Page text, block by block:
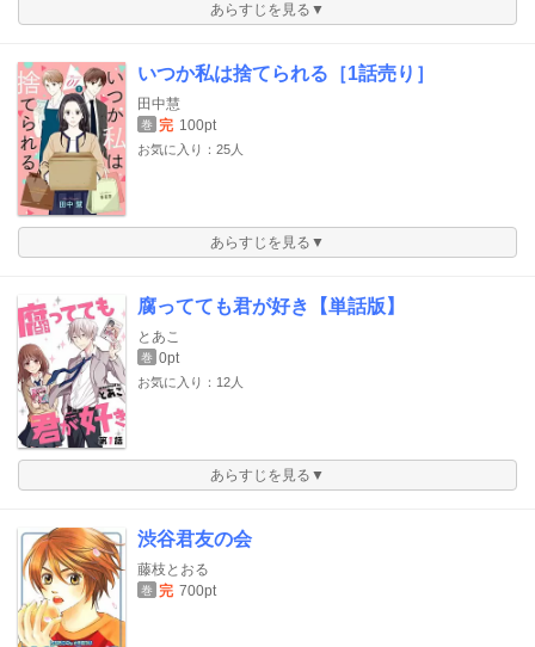
あらすじを見る▼
いつか私は捨てられる［1話売り］
田中慧
巻 完 100pt
お気に入り：25人
あらすじを見る▼
腐ってても君が好き【単話版】
とあこ
巻 0pt
お気に入り：12人
あらすじを見る▼
渋谷君友の会
藤枝とおる
巻 完 700pt